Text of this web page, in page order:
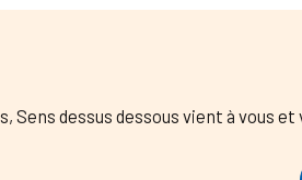
Sens dessus dessous vient à vous